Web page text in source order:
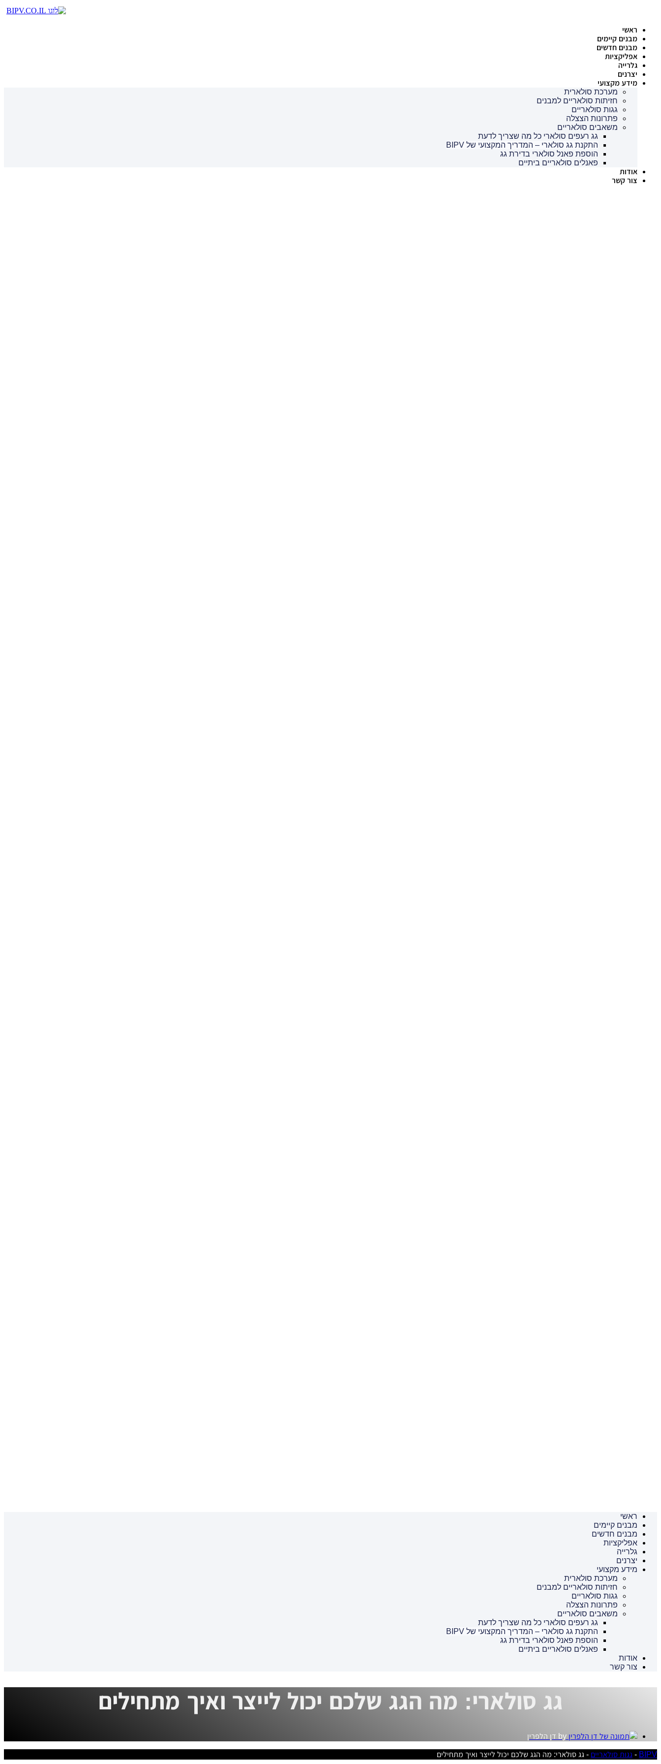
ראשי
מבנים קיימים
מבנים חדשים
אפליקציות
גלרייה
יצרנים
מידע מקצועי
מערכת סולארית
חזיתות סולאריים למבנים
גגות סולאריים
פתרונות הצצלה
משאבים סולאריים
גג רעפים סולארי כל מה שצריך לדעת
התקנת גג סולארי – המדריך המקצועי של BIPV
הוספת פאנל סולארי בדירת גג
פאנלים סולאריים ביתיים
אודות
צור קשר
ראשי
מבנים קיימים
מבנים חדשים
אפליקציות
גלרייה
יצרנים
מידע מקצועי
מערכת סולארית
חזיתות סולאריים למבנים
גגות סולאריים
פתרונות הצצלה
משאבים סולאריים
גג רעפים סולארי כל מה שצריך לדעת
התקנת גג סולארי – המדריך המקצועי של BIPV
הוספת פאנל סולארי בדירת גג
פאנלים סולאריים ביתיים
אודות
צור קשר
גג סולארי: מה הגג שלכם יכול לייצר ואיך מתחילים
by דן הלפרין
BIPV
- גגות סולאריים - גג סולארי: מה הגג שלכם יכול לייצר ואיך מתחילים